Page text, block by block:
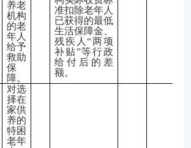
养老
机构
的老
年人
给予
救助
保
障。
准扣除老年人
已获得的最低
生活保障金、
残疾人“两项
补贴”等行政
给付后的差
额。
对选
择在
家供
养的
特困
老年